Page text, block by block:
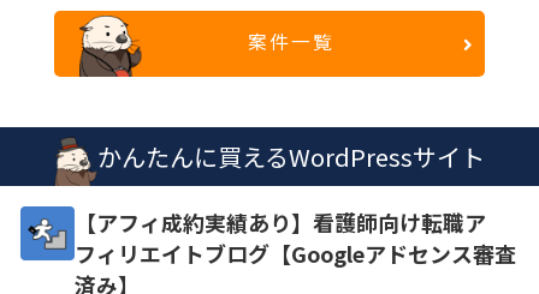
案件一覧
かんたんに買えるWordPressサイト
【アフィ成約実績あり】看護師向け転職ア
フィリエイトブログ【Googleアドセンス審査
済み】